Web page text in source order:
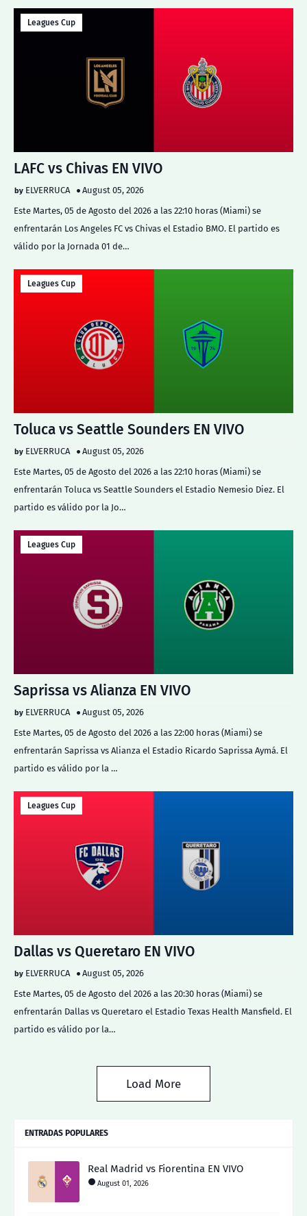
Leagues Cup
LAFC vs Chivas EN VIVO
ELVERRUCA
August 05, 2026
Este Martes, 05 de Agosto del 2026 a las 22:10 horas (Miami) se
enfrentarán Los Angeles FC vs Chivas el Estadio BMO. El partido es
válido por la Jornada 01 de…
Leagues Cup
Toluca vs Seattle Sounders EN VIVO
ELVERRUCA
August 05, 2026
Este Martes, 05 de Agosto del 2026 a las 22:10 horas (Miami) se
enfrentarán Toluca vs Seattle Sounders el Estadio Nemesio Diez. El
partido es válido por la Jo…
Leagues Cup
Saprissa vs Alianza EN VIVO
ELVERRUCA
August 05, 2026
Este Martes, 05 de Agosto del 2026 a las 22:00 horas (Miami) se
enfrentarán Saprissa vs Alianza el Estadio Ricardo Saprissa Aymá. El
partido es válido por la …
Leagues Cup
Dallas vs Queretaro EN VIVO
ELVERRUCA
August 05, 2026
Este Martes, 05 de Agosto del 2026 a las 20:30 horas (Miami) se
enfrentarán Dallas vs Queretaro el Estadio Texas Health Mansfield. El
partido es válido por la…
Load More
ENTRADAS POPULARES
Real Madrid vs Fiorentina EN VIVO
August 01, 2026